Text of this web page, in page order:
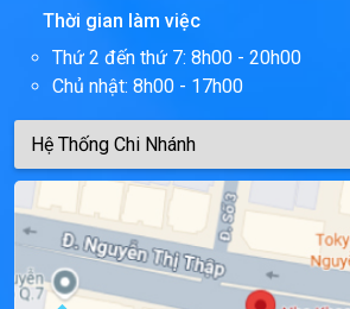
Thời gian làm việc
Thứ 2 đến thứ 7: 8h00 - 20h00
Chủ nhật: 8h00 - 17h00